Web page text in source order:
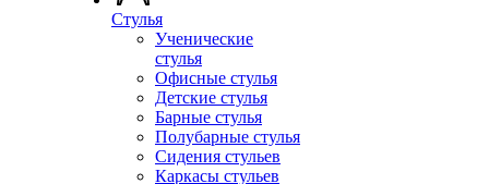
Стулья
Ученические
стулья
Офисные стулья
Детские стулья
Барные стулья
Полубарные стулья
Сидения стульев
Каркасы стульев